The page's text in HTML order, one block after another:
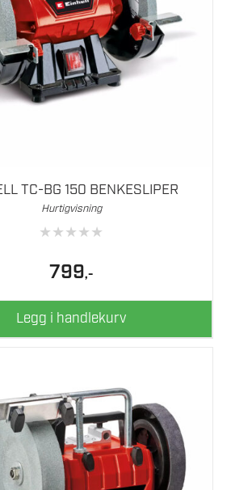
TC-BG 150 BENKESLIPER
Hurtigvisning
★★★★★
799,-
Legg i handlekurv